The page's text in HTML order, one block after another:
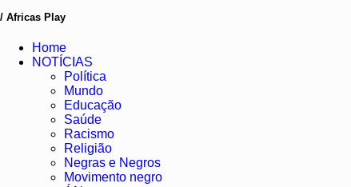
/ Africas Play
Home
NOTÍCIAS
Política
Mundo
Educação
Saúde
Racismo
Religião
Negras e Negros
Movimento negro